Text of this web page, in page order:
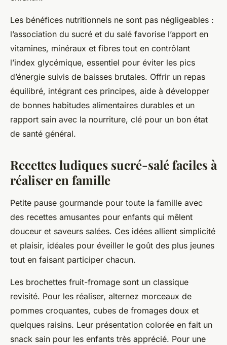
Les bénéfices nutritionnels ne sont pas négligeables :
l’association du sucré et du salé favorise l’apport en
vitamines, minéraux et fibres tout en contrôlant
l’index glycémique, essentiel pour éviter les pics
d’énergie suivis de baisses brutales. Offrir un repas
équilibré, intégrant ces principes, aide à développer
de bonnes habitudes alimentaires durables et un
rapport sain avec la nourriture, clé pour un bon état
de santé général.
Recettes ludiques sucré-salé faciles à
réaliser en famille
Petite pause gourmande pour toute la famille avec
des recettes amusantes pour enfants qui mêlent
douceur et saveurs salées. Ces idées allient simplicité
et plaisir, idéales pour éveiller le goût des plus jeunes
tout en faisant participer chacun.
Les brochettes fruit-fromage sont un classique
revisité. Pour les réaliser, alternez morceaux de
pommes croquantes, cubes de fromages doux et
quelques raisins. Leur présentation colorée en fait un
snack sain pour les enfants très apprécié. Pour une